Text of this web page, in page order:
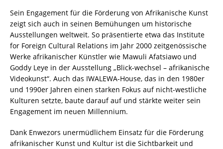
Sein Engagement für die Förderung von Afrikanische Kunst
zeigt sich auch in seinen Bemühungen um historische
Ausstellungen weltweit. So präsentierte etwa das Institute
for Foreign Cultural Relations im Jahr 2000 zeitgenössische
Werke afrikanischer Künstler wie Mawuli Afatsiawo und
Goddy Leye in der Ausstellung „Blick-wechsel – afrikanische
Videokunst“. Auch das IWALEWA-House, das in den 1980er
und 1990er Jahren einen starken Fokus auf nicht-westliche
Kulturen setzte, baute darauf auf und stärkte weiter sein
Engagement im neuen Millennium.
Dank Enwezors unermüdlichem Einsatz für die Förderung
afrikanischer Kunst und Kultur ist die Sichtbarkeit und